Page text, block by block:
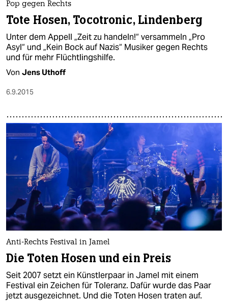
Pop gegen Rechts
Tote Hosen, Tocotronic, Lindenberg
Unter dem Appell „Zeit zu handeln!“ versammeln „Pro
Asyl“ und „Kein Bock auf Nazis“ Musiker gegen Rechts
und für mehr Flüchtlingshilfe.
Von Jens Uthoff
6.9.2015
Anti-Rechts Festival in Jamel
Die Toten Hosen und ein Preis
Seit 2007 setzt ein Künstlerpaar in Jamel mit einem
Festival ein Zeichen für Toleranz. Dafür wurde das Paar
jetzt ausgezeichnet. Und die Toten Hosen traten auf.